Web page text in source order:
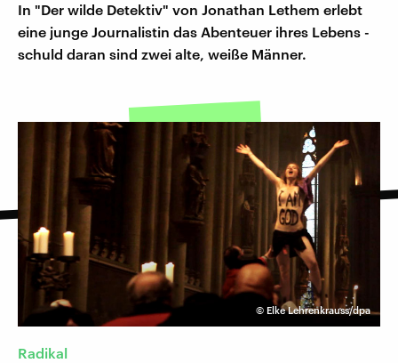
In "Der wilde Detektiv" von Jonathan Lethem erlebt
eine junge Journalistin das Abenteuer ihres Lebens -
schuld daran sind zwei alte, weiße Männer.
© Elke Lehrenkrauss/dpa
Radikal